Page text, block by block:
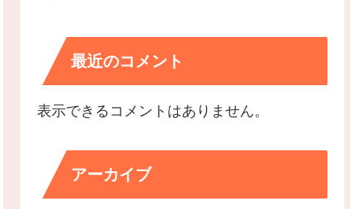
最近のコメント
表示できるコメントはありません。
アーカイブ